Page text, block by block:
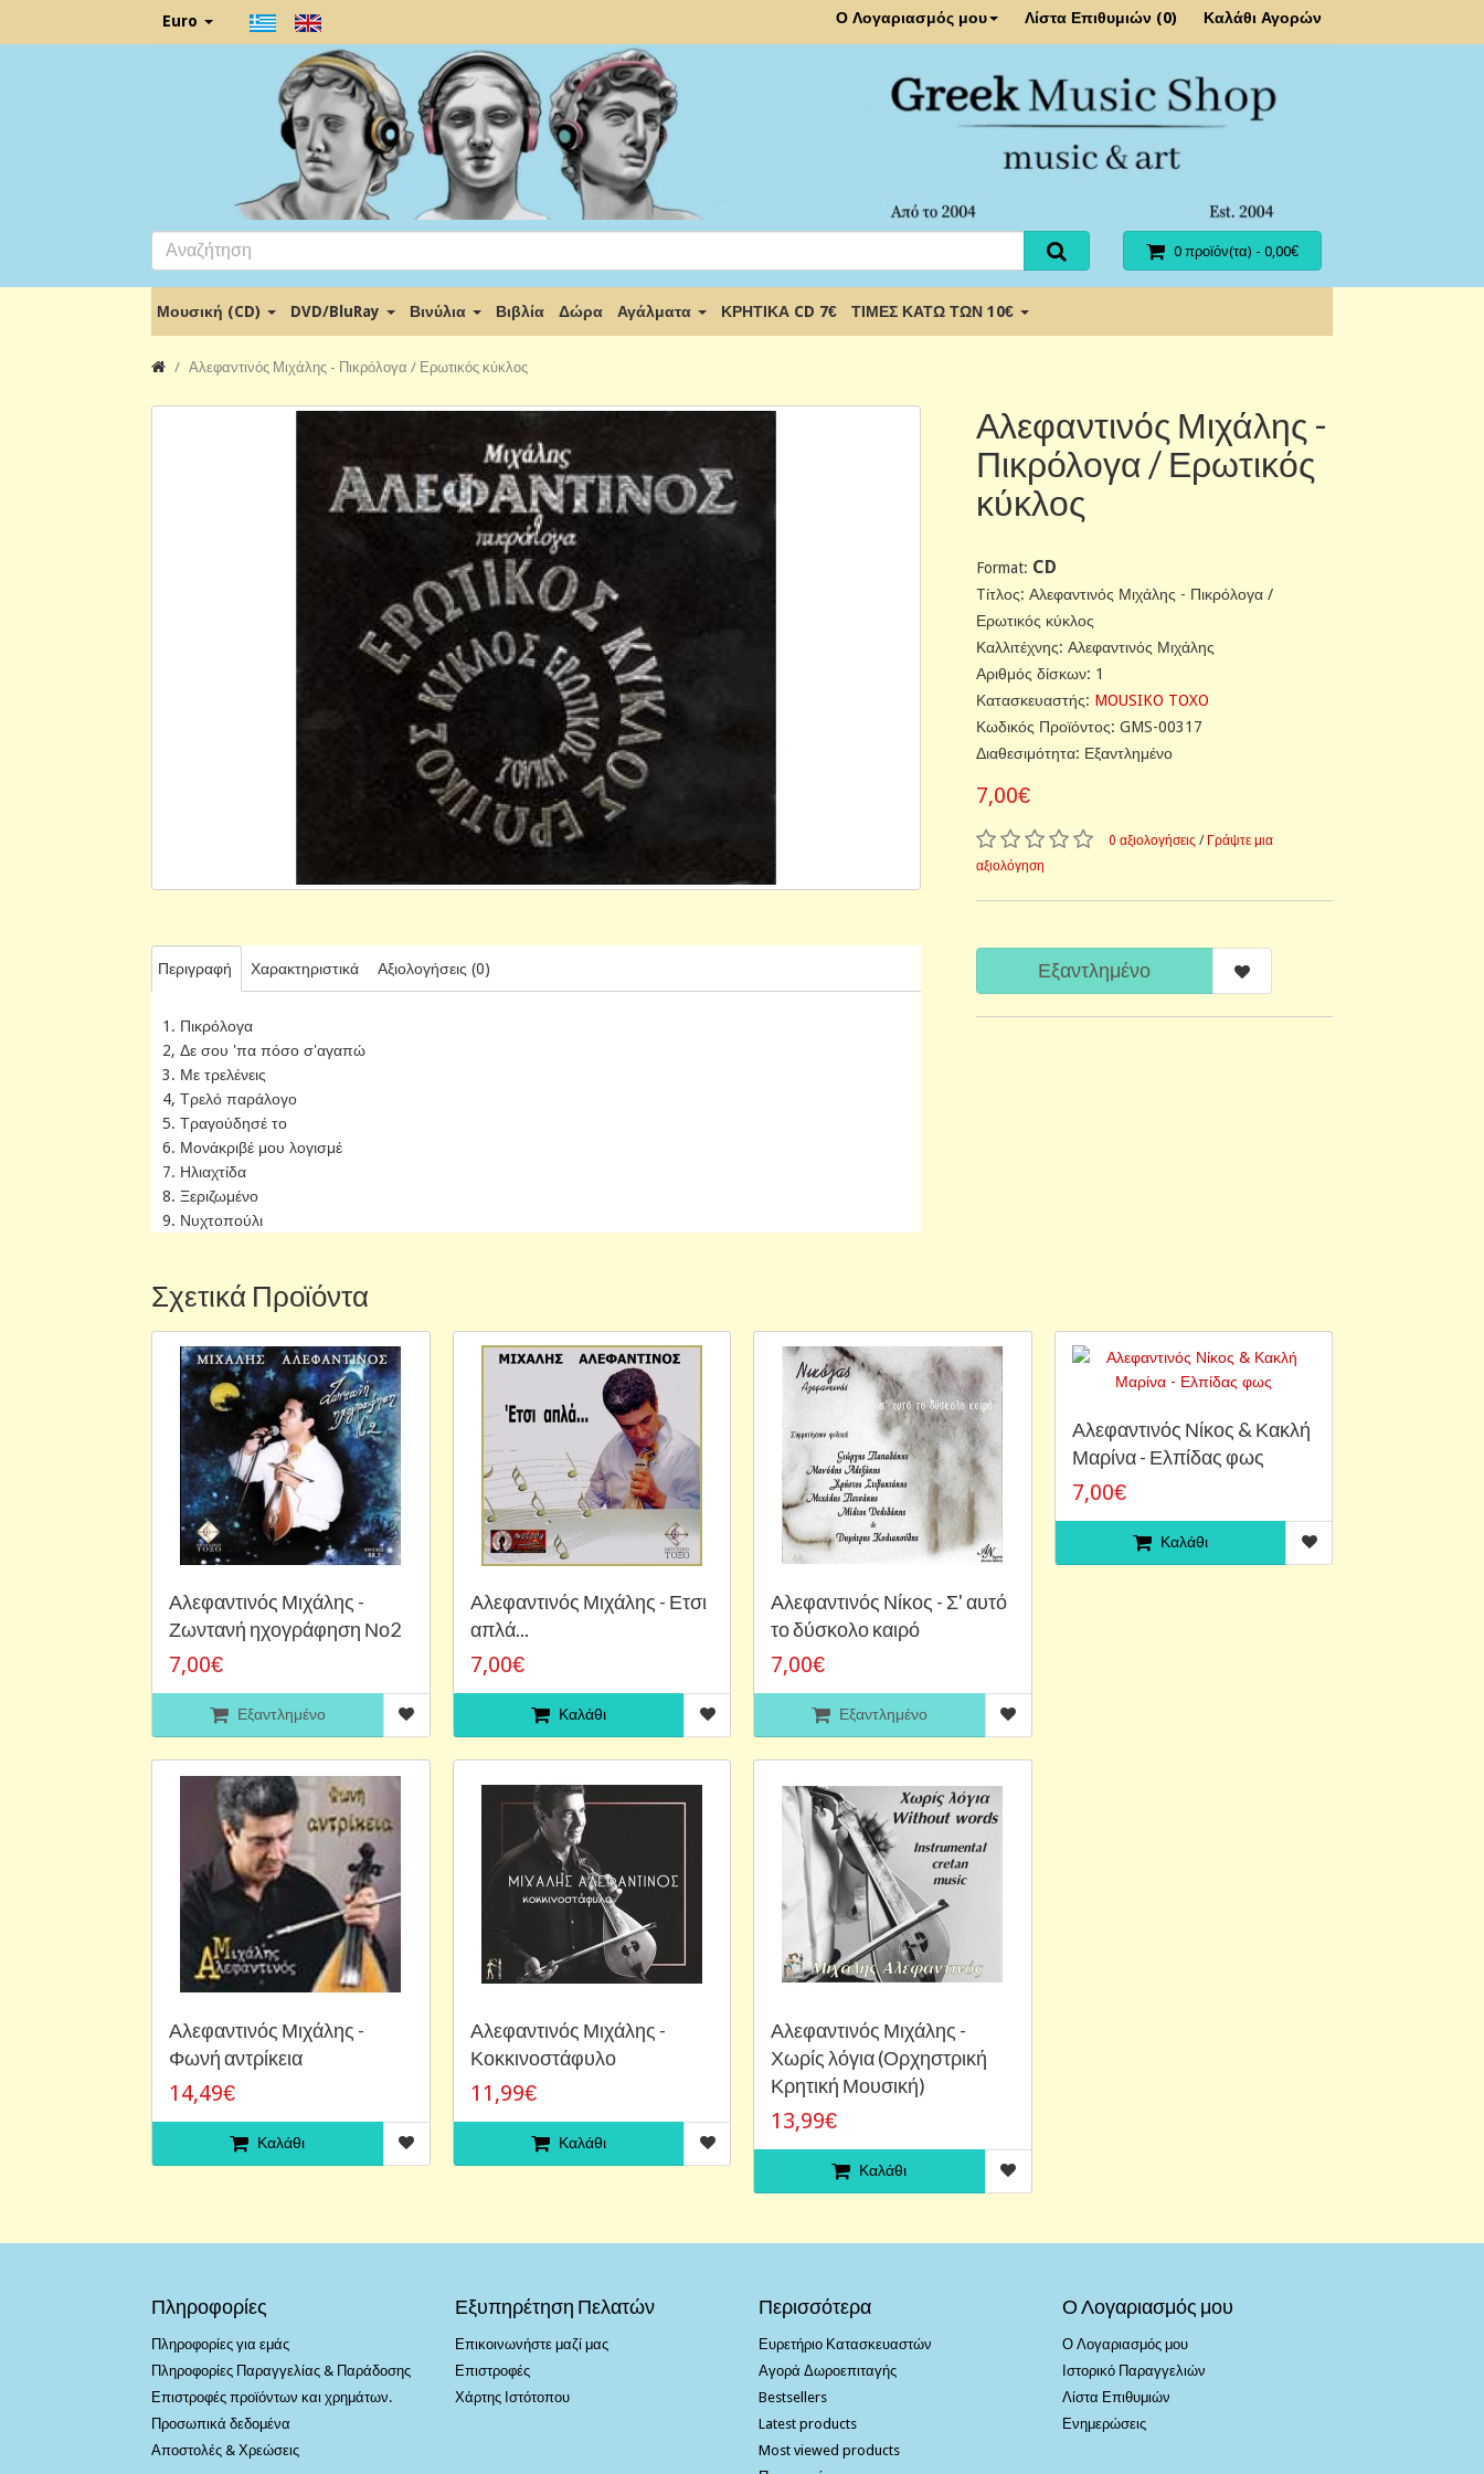
Euro Ο Λογαριασμός μου Λίστα Επιθυμιών (0) Καλάθι Αγορών
0 προϊόν(τα) - 0,00€
Μουσική (CD) DVD/BluRay Βινύλια Βιβλία Δώρα Αγάλματα ΚΡΗΤΙΚΑ CD 7€ ΤΙΜΕΣ ΚΑΤΩ ΤΩΝ 10€
Αλεφαντινός Μιχάλης - Πικρόλογα / Ερωτικός κύκλος
Περιγραφή Χαρακτηριστικά Αξιολογήσεις (0)
1. Πικρόλογα
2, Δε σου 'πα πόσο σ'αγαπώ
3. Με τρελένεις
4, Τρελό παράλογο
5. Τραγούδησέ το
6. Μονάκριβέ μου λογισμέ
7. Ηλιαχτίδα
8. Ξεριζωμένο
9. Νυχτοπούλι
Αλεφαντινός Μιχάλης -
Πικρόλογα / Ερωτικός
κύκλος
Format: CD
Tίτλος: Αλεφαντινός Μιχάλης - Πικρόλογα /
Ερωτικός κύκλος
Καλλιτέχνης: Αλεφαντινός Μιχάλης
Αριθμός δίσκων: 1
Κατασκευαστής: MOUSIKO TOXO
Κωδικός Προϊόντος: GMS-00317
Διαθεσιμότητα: Εξαντλημένο
7,00€
0 αξιολογήσεις / Γράψτε μια
αξιολόγηση
Εξαντλημένο
Σχετικά Προϊόντα
Αλεφαντινός Μιχάλης -
Ζωντανή ηχογράφηση Νο2
7,00€
Εξαντλημένο
Αλεφαντινός Μιχάλης - Ετσι
απλά...
7,00€
Καλάθι
Αλεφαντινός Νίκος - Σ' αυτό
το δύσκολο καιρό
7,00€
Εξαντλημένο
Αλεφαντινός Νίκος & Κακλή
Μαρίνα - Ελπίδας φως
7,00€
Καλάθι
Αλεφαντινός Μιχάλης -
Φωνή αντρίκεια
14,49€
Καλάθι
Αλεφαντινός Μιχάλης -
Κοκκινοστάφυλο
11,99€
Καλάθι
Αλεφαντινός Μιχάλης -
Χωρίς λόγια (Ορχηστρική
Κρητική Μουσική)
13,99€
Καλάθι
Πληροφορίες
Πληροφορίες για εμάς
Πληροφορίες Παραγγελίας & Παράδοσης
Επιστροφές προϊόντων και χρημάτων.
Προσωπικά δεδομένα
Αποστολές & Χρεώσεις
Εξυπηρέτηση Πελατών
Επικοινωνήστε μαζί μας
Επιστροφές
Χάρτης Ιστότοπου
Περισσότερα
Ευρετήριο Κατασκευαστών
Αγορά Δωροεπιταγής
Bestsellers
Latest products
Most viewed products
Ο Λογαριασμός μου
Ο Λογαριασμός μου
Ιστορικό Παραγγελιών
Λίστα Επιθυμιών
Ενημερώσεις